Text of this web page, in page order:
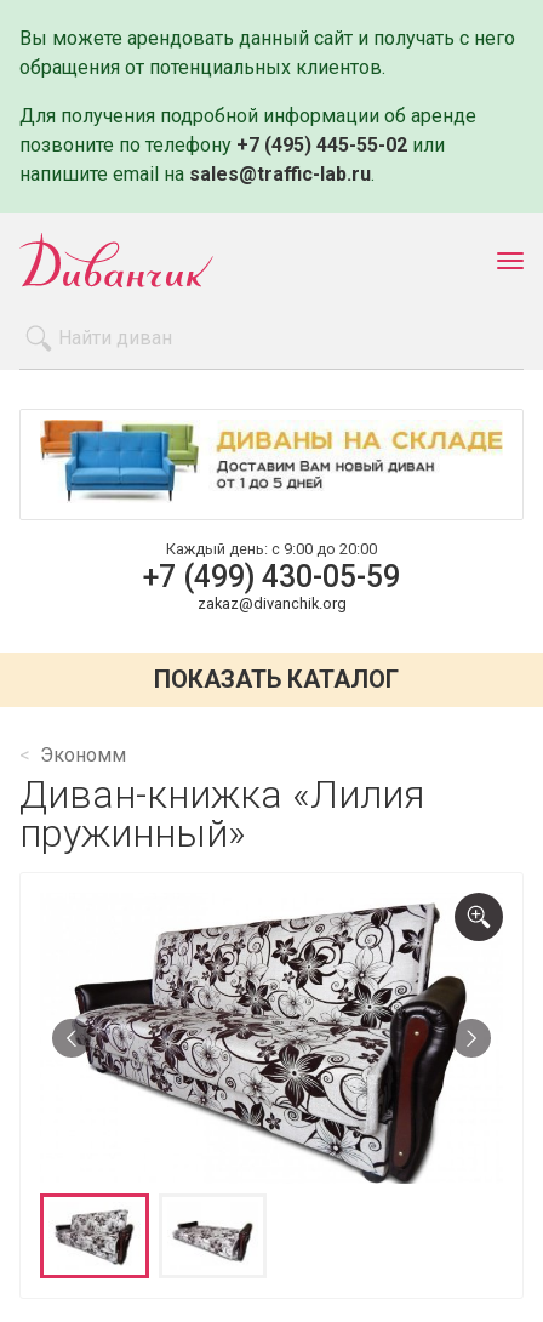
Вы можете арендовать данный сайт и получать с него
обращения от потенциальных клиентов.
Для получения подробной информации об аренде
позвоните по телефону +7 (495) 445-55-02 или
напишите email на sales@traffic-lab.ru.
Оплата и доставка
Контакты
Каждый день: с 9:00 до 20:00
+7 (499) 430-05-59
zakaz@divanchik.org
ПОКАЗАТЬ КАТАЛОГ
Экономм
Диван-книжка «Лилия
пружинный»